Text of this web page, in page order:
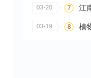
03-20 7 江
03-19 8 植